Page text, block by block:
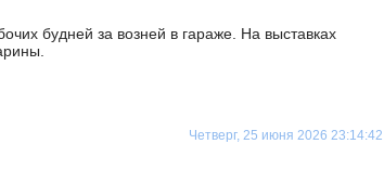
будней за возней в гараже. На выставках
Четверг, 25 июня 2026 23:14:42